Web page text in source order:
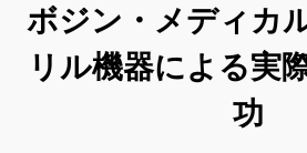
ボジン・メディカ
リル機器による実
功